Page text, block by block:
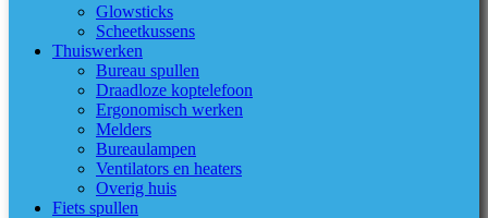
Glowsticks
Scheetkussens
Thuiswerken
Bureau spullen
Draadloze koptelefoon
Ergonomisch werken
Melders
Bureaulampen
Ventilators en heaters
Overig huis
Fiets spullen